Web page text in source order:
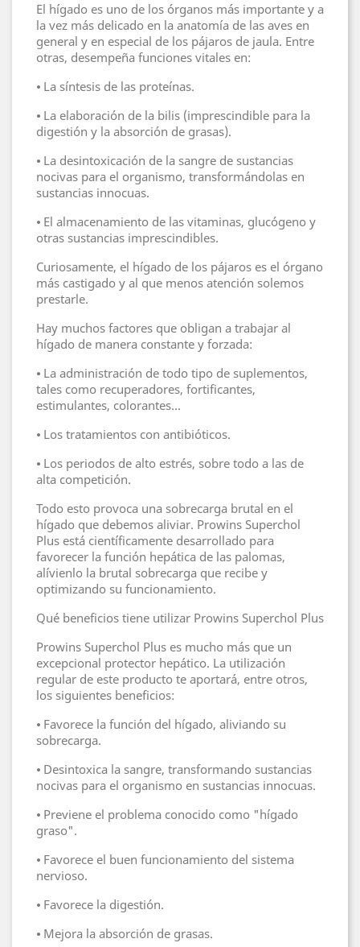
El hígado es uno de los órganos más importante y a
la vez más delicado en la anatomía de las aves en
general y en especial de los pájaros de jaula. Entre
otras, desempeña funciones vitales en:
⦁ La síntesis de las proteínas.
⦁ La elaboración de la bilis (imprescindible para la
digestión y la absorción de grasas).
⦁ La desintoxicación de la sangre de sustancias
nocivas para el organismo, transformándolas en
sustancias innocuas.
⦁ El almacenamiento de las vitaminas, glucógeno y
otras sustancias imprescindibles.
Curiosamente, el hígado de los pájaros es el órgano
más castigado y al que menos atención solemos
prestarle.
Hay muchos factores que obligan a trabajar al
hígado de manera constante y forzada:
⦁ La administración de todo tipo de suplementos,
tales como recuperadores, fortificantes,
estimulantes, colorantes...
⦁ Los tratamientos con antibióticos.
⦁ Los periodos de alto estrés, sobre todo a las de
alta competición.
Todo esto provoca una sobrecarga brutal en el
hígado que debemos aliviar. Prowins Superchol
Plus está científicamente desarrollado para
favorecer la función hepática de las palomas,
alívienlo la brutal sobrecarga que recibe y
optimizando su funcionamiento.
Qué beneficios tiene utilizar Prowins Superchol Plus
Prowins Superchol Plus es mucho más que un
excepcional protector hepático. La utilización
regular de este producto te aportará, entre otros,
los siguientes beneficios:
⦁ Favorece la función del hígado, aliviando su
sobrecarga.
⦁ Desintoxica la sangre, transformando sustancias
nocivas para el organismo en sustancias innocuas.
⦁ Previene el problema conocido como "hígado
graso".
⦁ Favorece el buen funcionamiento del sistema
nervioso.
⦁ Favorece la digestión.
⦁ Mejora la absorción de grasas.